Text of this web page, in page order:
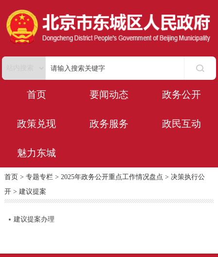
首页 要闻动态 政务公开
政策兑现 政务服务 政民互动
魅力东城
首页 > 专题专栏> 2025年政务公开重点工作情况盘点 > 决策执行公
开> 建议提案
建议提案办理